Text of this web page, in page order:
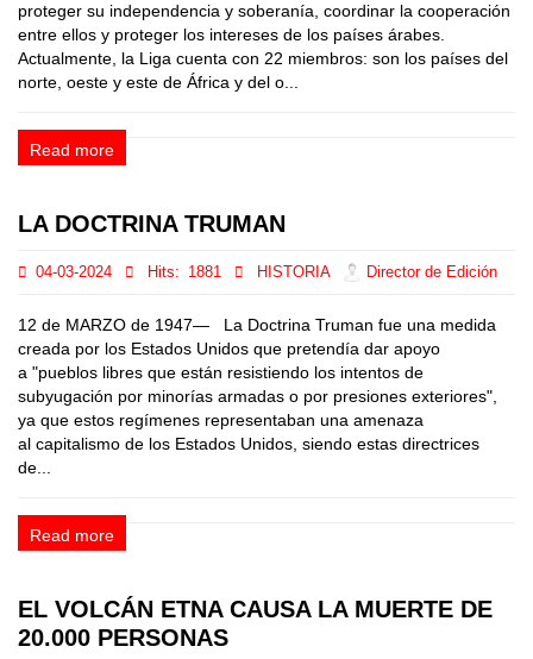
proteger su independencia y soberanía, coordinar la cooperación
entre ellos y proteger los intereses de los países árabes.
Actualmente, la Liga cuenta con 22 miembros: son los países del
norte, oeste y este de África y del o...
Read more
LA DOCTRINA TRUMAN
04-03-2024 Hits: 1881 HISTORIA Director de Edición
12 de MARZO de 1947— La Doctrina Truman fue una medida
creada por los Estados Unidos que pretendía dar apoyo
a "pueblos libres que están resistiendo los intentos de
subyugación por minorías armadas o por presiones exteriores",
ya que estos regímenes representaban una amenaza
al capitalismo de los Estados Unidos, siendo estas directrices
de...
Read more
EL VOLCÁN ETNA CAUSA LA MUERTE DE
20.000 PERSONAS